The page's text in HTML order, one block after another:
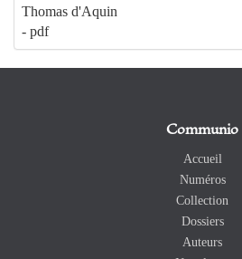
Thomas d'Aquin
- pdf
Communio
Accueil
Numéros
Collection
Dossiers
Auteurs